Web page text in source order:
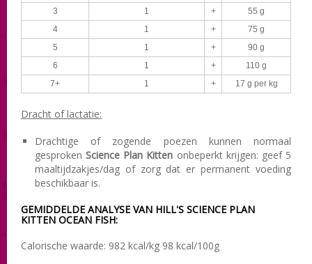
3
1 +
55 g
4
1 +
75 g
5
1 +
90 g
6
1 +
110 g
7+
1 + 17 g per kg
Dracht of lactatie:
Drachtige of zogende poezen kunnen normaal
gesprokenScience Plan Kitten onbeperkt krijgen: geef 5
maaltijdzakjes/dag of zorg dat er permanent voeding
beschikbaar is.
GEMIDDELDE ANALYSE VAN HILL'S SCIENCE PLAN
KITTEN OCEAN FISH:
Calorische waarde: 982 kcal/kg 98 kcal/100g